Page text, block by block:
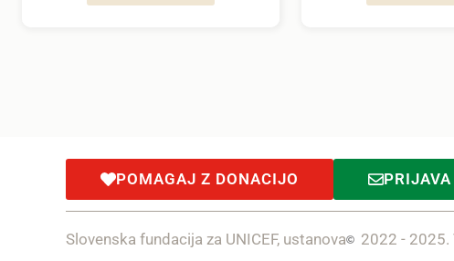
POMAGAJ Z DONACIJO
Slovenska fundacija za UNICEF, ustanova 2022 - 2025.